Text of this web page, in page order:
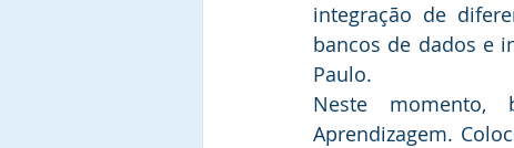
integração de
bancos de dados e
Paulo.
Neste momento,
Aprendizagem.